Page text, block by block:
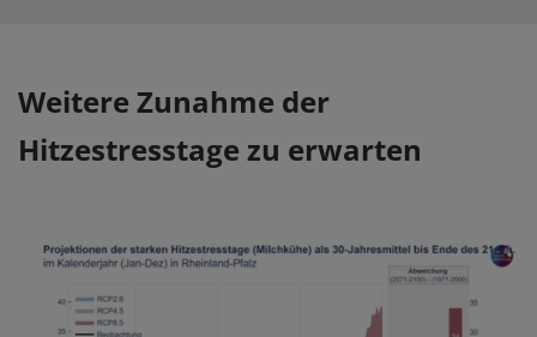
Weitere Zunahme der
Hitzestresstage zu erwarten